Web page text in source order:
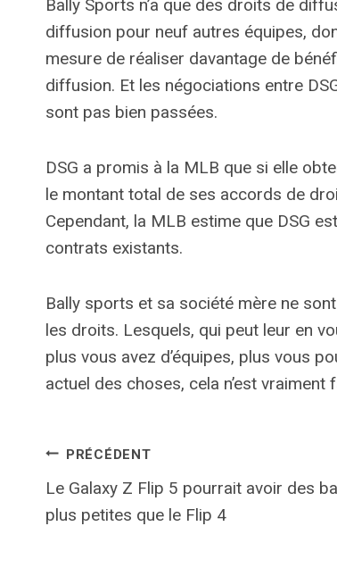
Bally Sports n’a que des droits de
diffusion pour neuf autres équipes,
mesure de réaliser davantage de
diffusion. Et les négociations entre
sont pas bien passées.
DSG a promis à la MLB que si elle
le montant total de ses accords de
Cependant, la MLB estime que DSG
contrats existants.
Bally sports et sa société mère ne
les droits. Lesquels, qui peut leur en
plus vous avez d’équipes, plus vous
actuel des choses, cela n’est
Navigation
de
PRÉCÉDENT
Le Galaxy Z Flip 5 pourrait avoir des
plus petites que le Flip 4